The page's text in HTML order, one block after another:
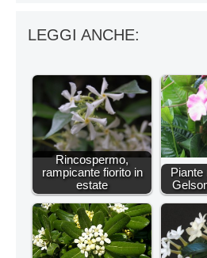
LEGGI ANCHE:
Rincospermo,
rampicante fiorito in
estate
Piante